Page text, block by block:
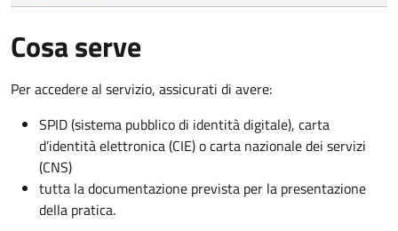
Cosa serve
Per accedere al servizio, assicurati di avere:
SPID (sistema pubblico di identità digitale), carta
d’identità elettronica (CIE) o carta nazionale dei servizi
(CNS)
tutta la documentazione prevista per la presentazione
della pratica.